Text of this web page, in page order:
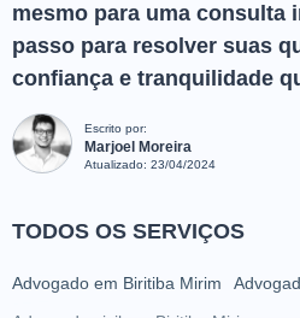
mesmo para uma consulta
passo para resolver suas
confiança e tranquilidade
Escrito por:
Marjoel Moreira
Atualizado: 23/04/2024
TODOS OS SERVIÇOS
Advogado em Biritiba Mirim